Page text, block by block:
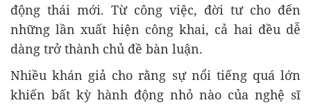
động thái mới. Từ công việc, đời tư cho đến
những lần xuất hiện công khai, cả hai đều dễ
dàng trở thành chủ đề bàn luận.
Nhiều khán giả cho rằng sự nổi tiếng quá lớn
khiến bất kỳ hành động nhỏ nào của nghệ sĩ